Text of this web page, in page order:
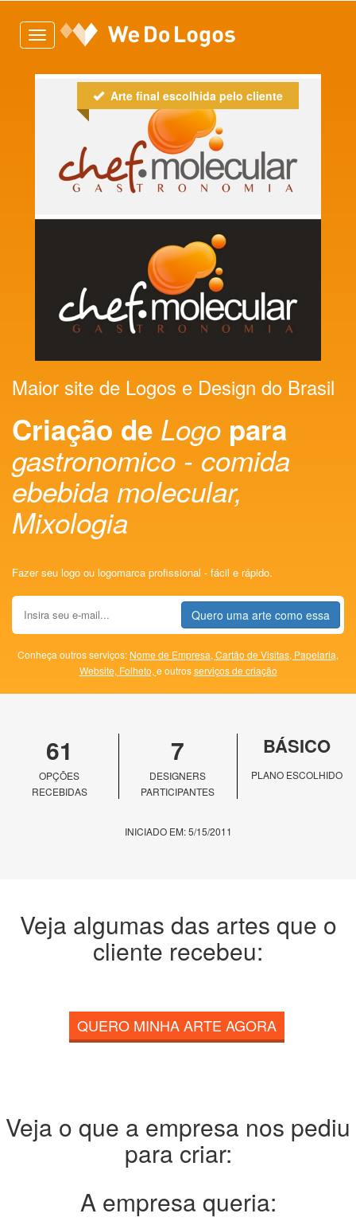
Toggle
navigation
Arte final escolhida pelo cliente
Maior site de Logos e Design do Brasil
Criação de Logo para
gastronomico - comida
ebebida molecular,
Mixologia
Fazer seu logo ou logomarca profissional - fácil e rápido.
Quero uma arte como essa
Conheça outros serviços: Nome de Empresa, Cartão de Visitas, Papelaria,
Website, Folheto, e outrosserviços de criação
61
OPÇÕES
RECEBIDAS
7
DESIGNERS
PARTICIPANTES
BÁSICO
PLANO ESCOLHIDO
INICIADO EM: 5/15/2011
Veja algumas das artes que o
cliente recebeu:
QUERO MINHA ARTE AGORA
Veja o que a empresa nos pediu
para criar:
A empresa queria: